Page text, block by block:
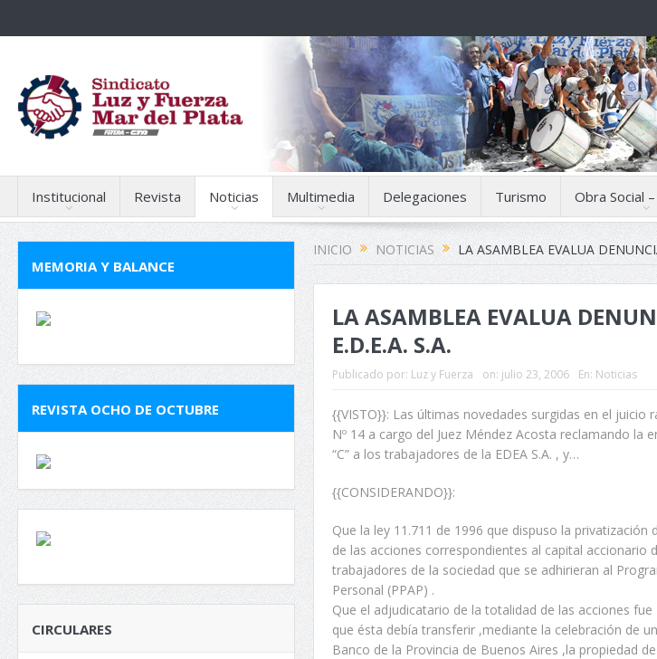
Institucional Revista Noticias Multimedia Delegaciones Turismo Obra Social
INICIO NOTICIAS LA ASAMBLEA EVALUA
LA ASAMBLEA EVALUA
E.D.E.A. S.A.
Publicado por: Luz y Fuerza on: julio 23, 2006 En: Noticias
{{VISTO}}: Las últimas novedades surgidas en el juicio
Nº 14 a cargo del Juez Méndez Acosta reclamando la
“C” a los trabajadores de la EDEA S.A. , y…
{{CONSIDERANDO}}:
Que la ley 11.711 de 1996 que dispuso la privatización
de las acciones correspondientes al capital accionario
trabajadores de la sociedad que se adhirieran al
Personal (PPAP) .
Que el adjudicatario de la totalidad de las acciones fue
que ésta debía transferir ,mediante la celebración de
Banco de la Provincia de Buenos Aires ,la propiedad
MEMORIA Y BALANCE
REVISTA OCHO DE OCTUBRE
CIRCULARES